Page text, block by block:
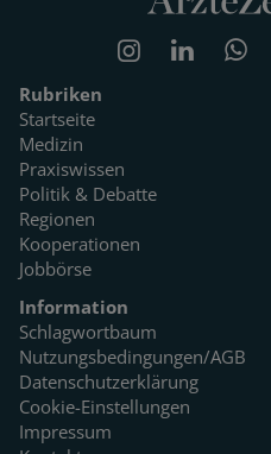
Rubriken
Startseite
Medizin
Praxiswissen
Politik & Debatte
Regionen
Kooperationen
Jobbörse
Information
Schlagwortbaum
Nutzungsbedingungen/AGB
Datenschutzerklärung
Cookie-Einstellungen
Impressum